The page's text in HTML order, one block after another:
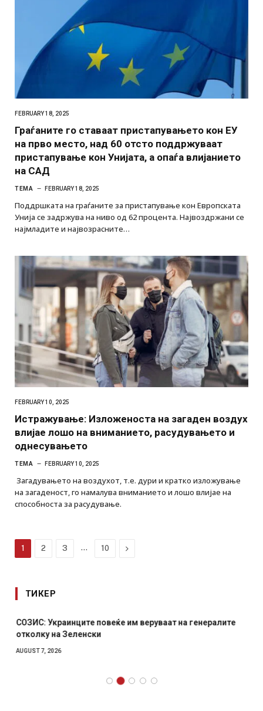
FEBRUARY 18, 2025
Граѓаните го ставаат пристапувањето кон ЕУ
на прво место, над 60 отсто поддржуваат
пристапување кон Унијата, а опаѓа влијанието
на САД
ТЕМА FEBRUARY 18, 2025
Поддршката на граѓаните за пристапување кон Европската
Унија се задржува на ниво од 62 процента. Највоздржани се
најмладите и највозрасните…
FEBRUARY 10, 2025
Истражување: Изложеноста на загаден воздух
влијае лошо на вниманието, расудувањето и
однесувањето
ТЕМА FEBRUARY 10, 2025
Загадувањето на воздухот, т.e. дури и кратко изложување
на загаденост, го намалува вниманието и лошо влијае на
способноста за расудување.
1 2 3 … 10 Next
ТИКЕР
СОЗИС: Украинците повеќе им веруваат на генералите
отколку на Зеленски
AUGUST 7, 2026